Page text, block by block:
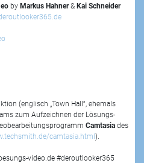
by Markus Hahner& Kai Schneider
(englisch „Town Hall“, ehemals
zum Aufzeichnen der Lösungs-
Camtasia des
camtasia.html).
video.de #deroutlooker365